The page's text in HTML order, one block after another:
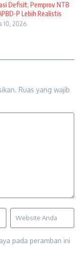
Defisit, Pemprov NTB
P Lebih Realistis
10, 2026
Ruas yang wajib
pada peramban ini